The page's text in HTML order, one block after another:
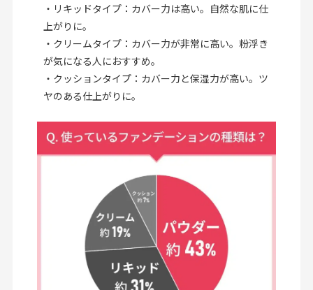
・リキッドタイプ：カバー力は高い。自然な肌に仕
上がりに。
・クリームタイプ：カバー力が非常に高い。粉浮き
が気になる人におすすめ。
・クッションタイプ：カバー力と保湿力が高い。ツ
ヤのある仕上がりに。